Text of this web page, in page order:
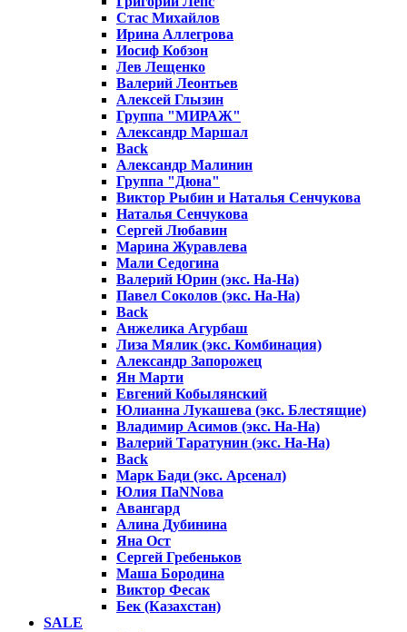
Стас Михайлов
Ирина Аллегрова
Иосиф Кобзон
Лев Лещенко
Валерий Леонтьев
Алексей Глызин
Группа "МИРАЖ"
Александр Маршал
Back
Александр Малинин
Группа "Дюна"
Виктор Рыбин и Наталья Сенчукова
Наталья Сенчукова
Сергей Любавин
Марина Журавлева
Мали Седогина
Валерий Юрин (экс. На-На)
Павел Соколов (экс. На-На)
Back
Анжелика Агурбаш
Лиза Мялик (экс. Комбинация)
Александр Запорожец
Ян Марти
Евгений Кобылянский
Юлианна Лукашева (экс. Блестящие)
Владимир Асимов (экс. На-На)
Валерий Таратунин (экс. На-На)
Back
Марк Бади (экс. Арсенал)
Юлия ПаNNова
Авангард
Алина Дубинина
Яна Ост
Сергей Гребеньков
Маша Бородина
Виктор Фесак
Бек (Казахстан)
SALE